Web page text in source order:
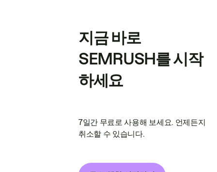
지금 바로
SEMRUSH를 시작
하세요
7일간 무료로 사용해 보세요. 언제든지
취소할 수 있습니다.